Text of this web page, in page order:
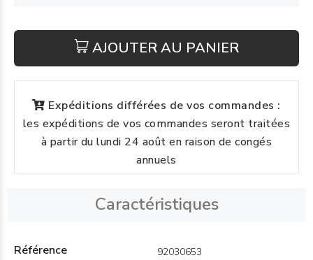
AJOUTER AU PANIER
Expéditions différées de vos commandes :
les expéditions de vos commandes seront traitées
à partir du lundi 24 août en raison de congés
annuels
Caractéristiques
Référence 92030653